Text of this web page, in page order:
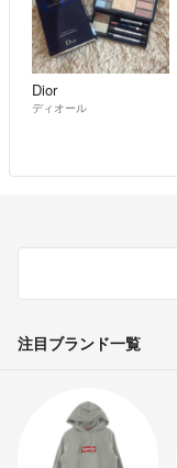
Dior
ディオール
注目ブランド一覧